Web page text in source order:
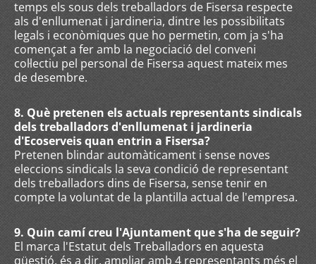
temps els sous dels treballadors de Fisersa respecte
als d'enllumenat i jardineria, dintre les possibilitats
legals i econòmiques que ho permetin, com ja s'ha
començat a fer amb la negociació del conveni
col·lectiu pel personal de Fisersa aquest mateix mes
de desembre.
8. Què pretenen els actuals representants sindicals
dels treballadors d'enllumenat i jardineria
d'Ecoserveis quan entrin a Fisersa?
Pretenen blindar automàticament i sense noves
eleccions sindicals la seva condició de representant
dels treballadors dins de Fisersa, sense tenir en
compte la voluntat de la plantilla actual de l'empresa.
9. Quin camí creu l'Ajuntament que s'ha de seguir?
El marca l'Estatut dels Treballadors en aquesta
qüestió, és a dir, ampliar amb 4 representants més el